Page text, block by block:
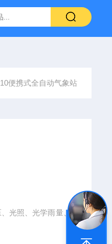
无线土壤墒情监测仪厂家
便携式全自动气象站
光照、光学雨量、